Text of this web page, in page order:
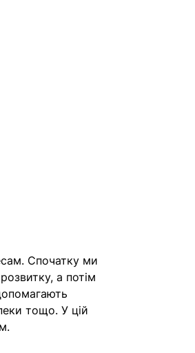
Спочатку ми
а потім
тощо. У цій